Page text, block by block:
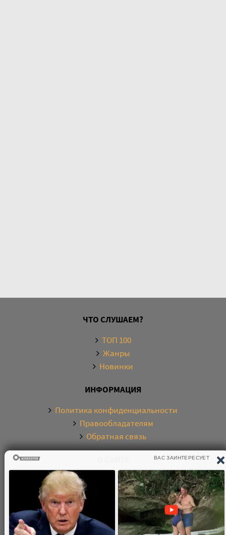
ЧТО СЛУШАЕМ?
ТОП 100
Жанры
Новинки
ИНФОРМАЦИЯ
Политика конфиденциальности
Правообладателям
Обратная связь
Электронная библиотека аудиокниг. Более 20000
аудиокниг в хорошем качестве. Слушайте аудиокниги
бесплатно онлайн и без регистрации. По любым